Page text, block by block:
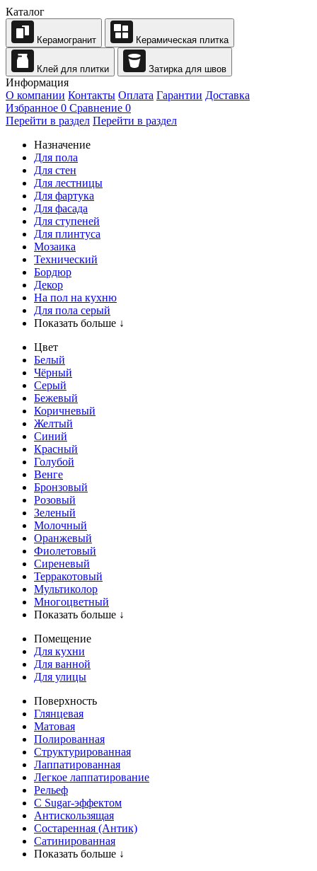
Каталог
Керамогранит Керамическая плитка
Клей для плитки Затирка для швов
Информация
О компании Контакты Оплата Гарантии Доставка
Избранное 0 Сравнение 0
Перейти в раздел Перейти в раздел
Назначение
Для пола
Для стен
Для лестницы
Для фартука
Для фасада
Для ступеней
Для плинтуса
Мозаика
Технический
Бордюр
Декор
На пол на кухню
Для пола серый
Показать больше ↓
Цвет
Белый
Чёрный
Серый
Бежевый
Коричневый
Желтый
Синий
Красный
Голубой
Венге
Бронзовый
Розовый
Зеленый
Молочный
Оранжевый
Фиолетовый
Сиреневый
Терракотовый
Мультиколор
Многоцветный
Показать больше ↓
Помещение
Для кухни
Для ванной
Для улицы
Поверхность
Глянцевая
Матовая
Полированная
Структурированная
Лаппатированная
Легкое лаппатирование
Рельеф
С Sugar-эффектом
Антискользящая
Состаренная (Антик)
Сатинированная
Показать больше ↓